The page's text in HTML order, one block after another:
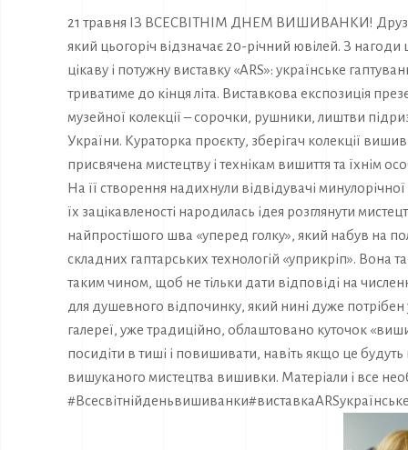
21 травня ІЗ ВСЕСВІТНІМ ДНЕМ ВИШИВАНКИ!
який цьогоріч відзначає 20-річний ювілей. З нагоди
цікаву і потужну виставку «ARS»: українське
триватиме до кінця літа. Виставкова експозиція
музейної колекції – сорочки, рушники, лиштви
України. Кураторка проєкту, зберігач колекції
присвячена мистецтву і технікам вишиття та їхнім
На її створення надихнули відвідувачі
їх зацікавленості народилась ідея розглянути
найпростішого шва «уперед голку», який набув на
складних гаптарських технологій «уприкріп». Вона
таким чином, щоб не тільки дати відповіді на
для душевного відпочинку, який нині дуже
галереї, уже традиційно, облаштовано куточок
посидіти в тиші і повишивати, навіть якщо це
вишуканого мистецтва вишивки. Матеріали і все
#Всесвітнійденьвишиванки